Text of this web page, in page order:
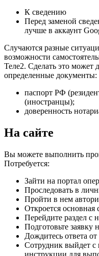
К сведению
Перед заменой
лучше в аккаунт
Случаются разные
возможности
Теле2. Сделать это может
определенные документы:
паспорт РФ
(иностранцы);
доверенность
На сайте
Вы можете выполнить
Потребуется:
Зайти на портал
Проследовать в
Пройти в нем
Откроется основная
Перейдите раздел с
Подготовьте заявку
Дождитесь ответа
Сотрудник выйдет с
инструкции для